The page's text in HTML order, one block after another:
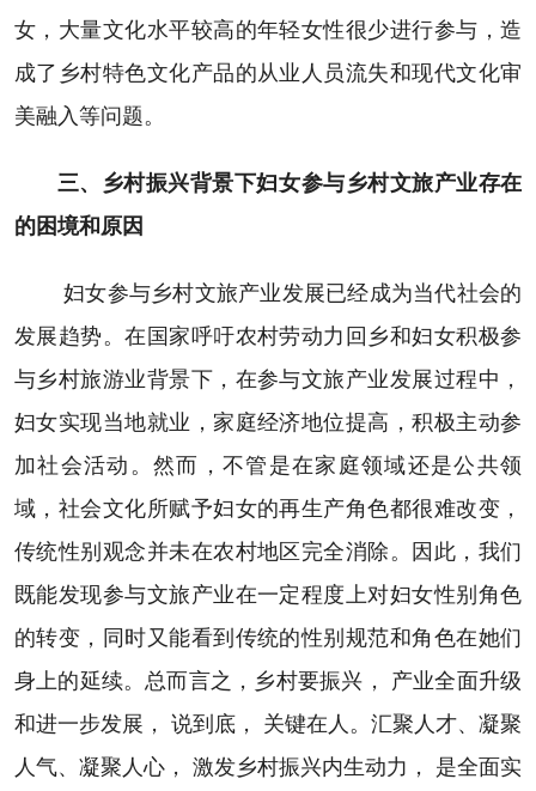
女，大量文化水平较高的年轻女性很少进行参与，造
成了乡村特色文化产品的从业人员流失和现代文化审
美融入等问题。
三、乡村振兴背景下妇女参与乡村文旅产业存在
的困境和原因
妇女参与乡村文旅产业发展已经成为当代社会的
发展趋势。在国家呼吁农村劳动力回乡和妇女积极参
与乡村旅游业背景下，在参与文旅产业发展过程中，
妇女实现当地就业，家庭经济地位提高，积极主动参
加社会活动。然而，不管是在家庭领域还是公共领
域，社会文化所赋予妇女的再生产角色都很难改变，
传统性别观念并未在农村地区完全消除。因此，我们
既能发现参与文旅产业在一定程度上对妇女性别角色
的转变，同时又能看到传统的性别规范和角色在她们
身上的延续。总而言之，乡村要振兴， 产业全面升级
和进一步发展， 说到底， 关键在人。汇聚人才、凝聚
人气、凝聚人心， 激发乡村振兴内生动力， 是全面实